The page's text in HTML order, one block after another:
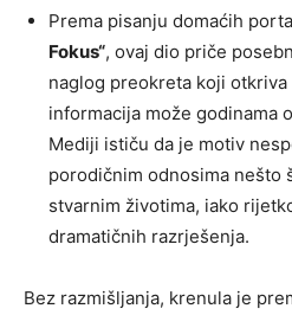
Prema pisanju domaćih
Fokus“, ovaj dio priče
naglog preokreta koji
informacija može godinama
Mediji ističu da je motiv
porodičnim odnosima nešto
stvarnim životima, iako
dramatičnih razrješenja.
Bez razmišljanja, krenula je